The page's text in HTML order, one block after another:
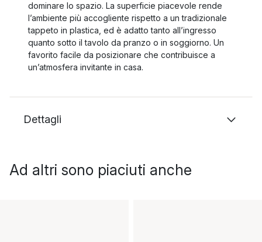
dominare lo spazio. La superficie piacevole rende
l’ambiente più accogliente rispetto a un tradizionale
tappeto in plastica, ed è adatto tanto all’ingresso
quanto sotto il tavolo da pranzo o in soggiorno. Un
favorito facile da posizionare che contribuisce a
un’atmosfera invitante in casa.
Dettagli
Ad altri sono piaciuti anche